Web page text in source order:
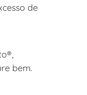
de
bem.